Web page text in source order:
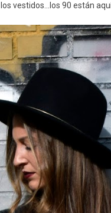
vestidos...los 90 están